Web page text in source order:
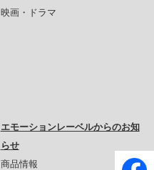
映画・ドラマ
エモーションレーベルからのお知
らせ
商品情報